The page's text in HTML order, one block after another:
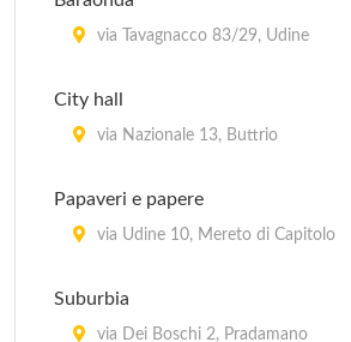
via Tavagnacco 83/29, Udine
City hall
via Nazionale 13, Buttrio
Papaveri e papere
via Udine 10, Mereto di Capitolo
Suburbia
via Dei Boschi 2, Pradamano